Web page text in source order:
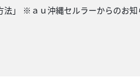
法」 ※ａｕ沖縄セルラーからのお